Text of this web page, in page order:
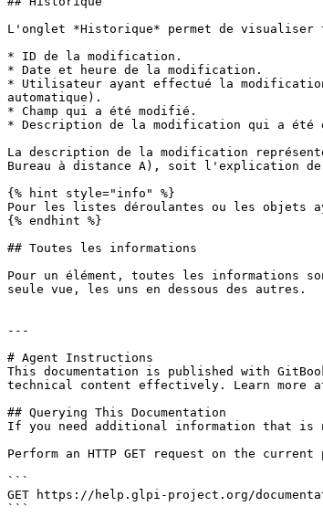
L'onglet *Historique* permet de visualiser
* ID de la modification.
* Date et heure de la modification.
* Utilisateur ayant effectué la
automatique).
* Champ qui a été modifié.
* Description de la modification qui a été
La description de la modification
Bureau à distance A), soit l'explication
{% hint style="info" %}
Pour les listes déroulantes ou les objets
{% endhint %}
## Toutes les informations
Pour un élément, toutes les informations
seule vue, les uns en dessous des autres.
---
# Agent Instructions
This documentation is published with
technical content effectively. Learn more
## Querying This Documentation
If you need additional information that is
Perform an HTTP GET request on the
```
GET https://help.glpi-project.org/
```